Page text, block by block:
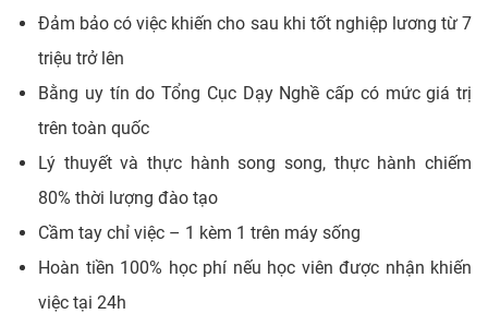
Đảm bảo có việc khiến cho sau khi tốt nghiệp lương từ 7
triệu trở lên
Bằng uy tín do Tổng Cục Dạy Nghề cấp có mức giá trị
trên toàn quốc
Lý thuyết và thực hành song song, thực hành chiếm
80% thời lượng đào tạo
Cầm tay chỉ việc – 1 kèm 1 trên máy sống
Hoàn tiền 100% học phí nếu học viên được nhận khiến
việc tại 24h